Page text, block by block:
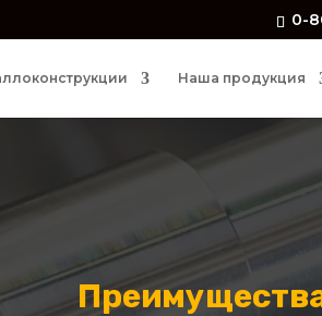
0-
Наша продукция